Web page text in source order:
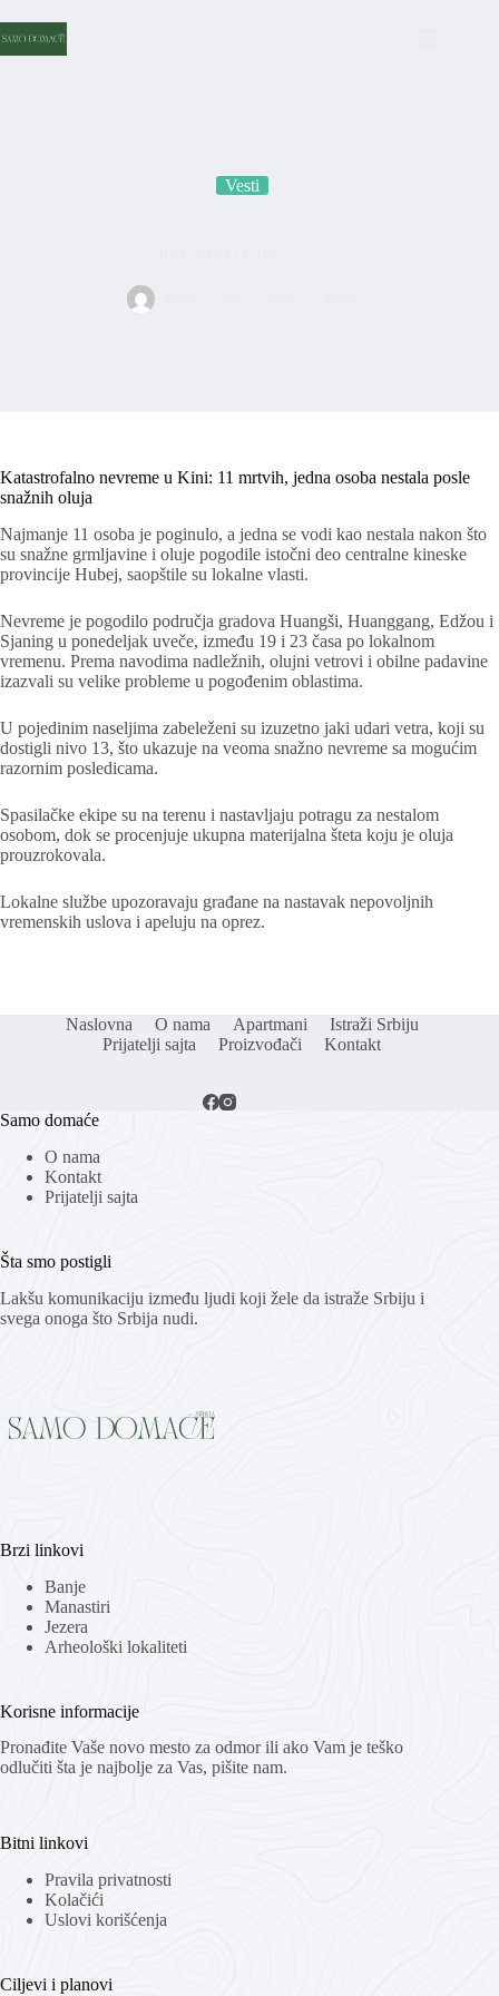
to
content
Vesti
Katastrofalno nevreme u Kini: 11 mrtvih, jedna osoba nestala posle
snažnih oluja
Najmanje 11 osoba je poginulo, a jedna se vodi kao nestala nakon što
su snažne grmljavine i oluje pogodile istočni deo centralne kineske
provincije Hubej, saopštile su lokalne vlasti.
Nevreme je pogodilo područja gradova Huangši, Huanggang, Edžou i
Sjaning u ponedeljak uveče, između 19 i 23 časa po lokalnom
vremenu. Prema navodima nadležnih, olujni vetrovi i obilne padavine
izazvali su velike probleme u pogođenim oblastima.
U pojedinim naseljima zabeleženi su izuzetno jaki udari vetra, koji su
dostigli nivo 13, što ukazuje na veoma snažno nevreme sa mogućim
razornim posledicama.
Spasilačke ekipe su na terenu i nastavljaju potragu za nestalom
osobom, dok se procenjuje ukupna materijalna šteta koju je oluja
prouzrokovala.
Lokalne službe upozoravaju građane na nastavak nepovoljnih
vremenskih uslova i apeluju na oprez.
Naslovna O nama Apartmani
Istraži Srbiju
Prijatelji sajta
Proizvođači Kontakt
Samo domaće
O nama
Kontakt
Prijatelji sajta
Šta smo postigli
Lakšu komunikaciju između ljudi koji žele da istraže Srbiju i
svega onoga što Srbija nudi.
Brzi linkovi
Banje
Manastiri
Jezera
Arheološki lokaliteti
Korisne informacije
Pronađite Vaše novo mesto za odmor ili ako Vam je teško
odlučiti šta je najbolje za Vas, pišite nam.
Bitni linkovi
Pravila privatnosti
Kolačići
Uslovi korišćenja
Ciljevi i planovi